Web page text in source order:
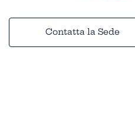
Contatta la Sede